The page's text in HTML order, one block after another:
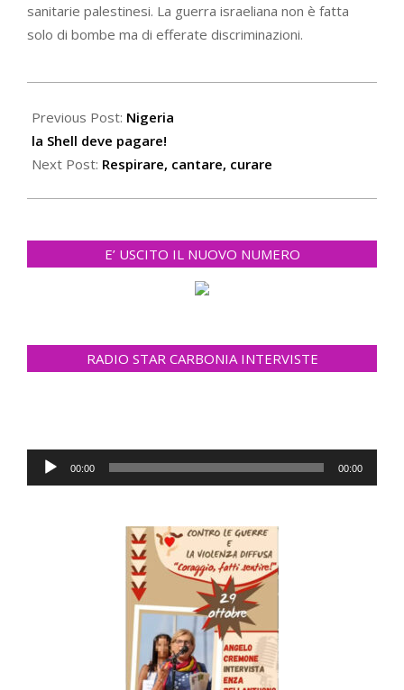
sanitarie palestinesi. La guerra israeliana non è fatta
solo di bombe ma di efferate discriminazioni.
02-
21
Previous Post: Nigeria
la Shell deve pagare!
Next Post: Respirare, cantare, curare
E’ USCITO IL NUOVO NUMERO
RADIO STAR CARBONIA INTERVISTE
Audio
Player
00:00 00:00